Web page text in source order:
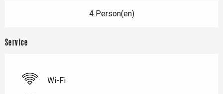
4 Person(en)
Service
Wi-Fi